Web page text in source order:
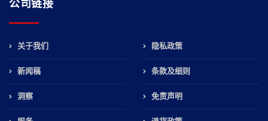
公司链接
关于我们
新闻稿
洞察
隐私政策
条款及细则
免责声明